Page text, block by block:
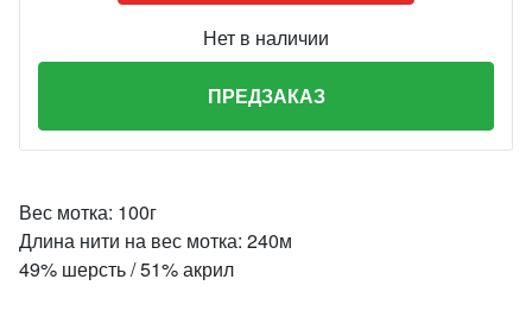
Нет в наличии
ПРЕДЗАКАЗ
Вес мотка: 100г
Длина нити на вес мотка: 240м
49% шерсть / 51% акрил